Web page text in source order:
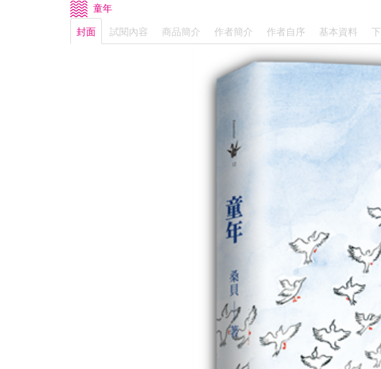
童年
封面
試閱內容 商品簡介 作者簡介 作者自序 基本資料